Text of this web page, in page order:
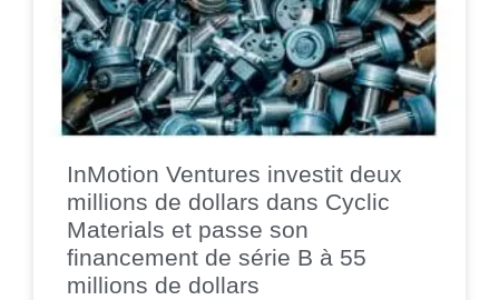
InMotion Ventures investit deux
millions de dollars dans Cyclic
Materials et passe son
financement de série B à 55
millions de dollars